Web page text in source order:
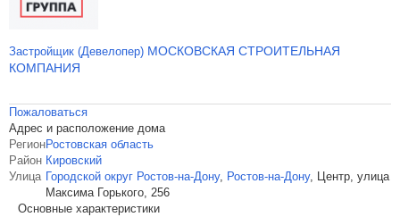
Застройщик (Девелопер) МОСКОВСКАЯ СТРОИТЕЛЬНАЯ
КОМПАНИЯ
Пожаловаться
Адрес и расположение дома
РегионРостовская область
Район Кировский
Улица Городской округ Ростов-на-Дону, Ростов-на-Дону, Центр, улица
Максима Горького, 256
Основные характеристики